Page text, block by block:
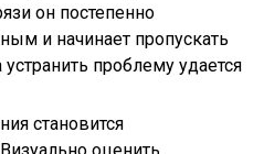
он постепенно
и начинает пропускать
проблему удается
становится